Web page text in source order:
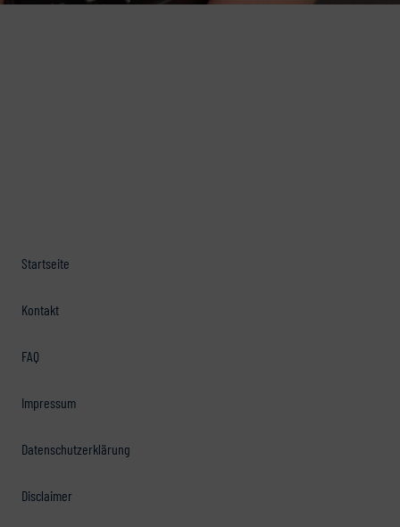
Startseite
Kontakt
FAQ
Impressum
Datenschutzerklärung
Disclaimer